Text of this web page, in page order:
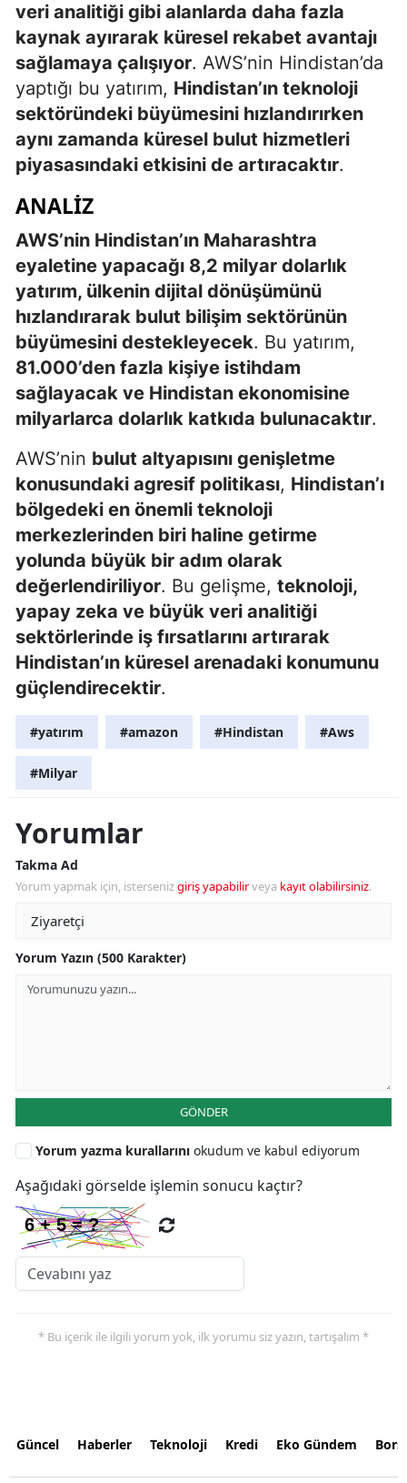
veri analitiği gibi alanlarda daha fazla
kaynak ayırarak küresel rekabet avantajı
sağlamaya çalışıyor. AWS’nin Hindistan’da
yaptığı bu yatırım, Hindistan’ın teknoloji
sektöründeki büyümesini hızlandırırken
aynı zamanda küresel bulut hizmetleri
piyasasındaki etkisini de artıracaktır.
ANALIZ
AWS’nin Hindistan’ın Maharashtra
eyaletine yapacağı 8,2 milyar dolarlık
yatırım, ülkenin dijital dönüşümünü
hızlandırarak bulut bilişim sektörünün
büyümesini destekleyecek. Bu yatırım,
81.000’den fazla kişiye istihdam
sağlayacak ve Hindistan ekonomisine
milyarlarca dolarlık katkıda bulunacaktır.
AWS’nin bulut altyapısını genişletme
konusundaki agresif politikası, Hindistan’ı
bölgedeki en önemli teknoloji
merkezlerinden biri haline getirme
yolunda büyük bir adım olarak
değerlendiriliyor. Bu gelişme, teknoloji,
yapay zeka ve büyük veri analitiği
sektörlerinde iş fırsatlarını artırarak
Hindistan’ın küresel arenadaki konumunu
güçlendirecektir.
#yatırım #amazon #Hindistan #Aws
#Milyar
Yorumlar
Takma Ad
Yorum yapmak için, istersenizgiriş yapabilirveya kayıt olabilirsiniz.
Yorum Yazın (500 Karakter)
GÖNDER
Yorum yazma kurallarını okudum ve kabul ediyorum
Aşağıdaki görselde işlemin sonucu kaçtır?
* Bu içerik ile ilgili yorum yok, ilk yorumu siz yazın, tartışalım *
Güncel Haberler Teknoloji Kredi Eko Gündem